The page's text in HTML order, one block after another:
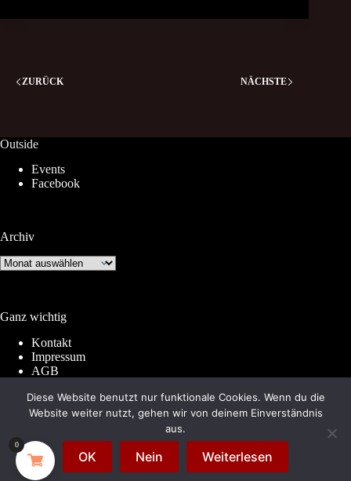
ZURÜCK NÄCHSTE
Outside
Events
Facebook
Archiv
Archiv
Ganz wichtig
Kontakt
Impressum
AGB
Datenschutz
© 2026 by Subkultur
. Made with WordPress &
WooCommerce.
is a division of Periplaneta
0
Diese Website benutzt nur funktionale Cookies. Wenn du die
Website weiter nutzt, gehen wir von deinem Einverständnis
aus.
OK Nein Weiterlesen